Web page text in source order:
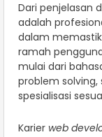
Dari penjelasan
adalah
dalam
ramah
mulai dari
problem
spesialisasi
Karier web